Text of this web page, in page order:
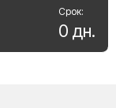
Срок:
0 дн.